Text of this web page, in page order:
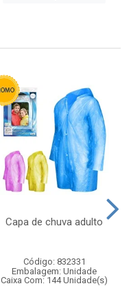
Capa de chuva adulto
Código: 832331
Embalagem: Unidade
Caixa Com: 144 Unidade(s)